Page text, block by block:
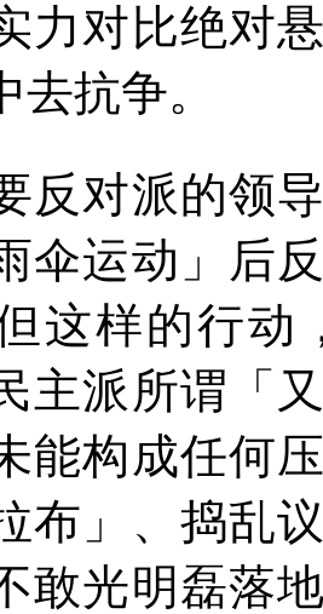
力对比绝对
抗争。
反对派的领
伞运动」后
这样的行动
主派所谓「
能构成任何
布」、捣乱
敢光明磊落